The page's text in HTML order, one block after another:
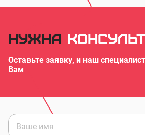
Нужна
Оставьте заявку, и наш
Вам